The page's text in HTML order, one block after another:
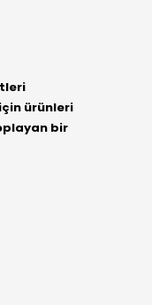
ürünleri
bir